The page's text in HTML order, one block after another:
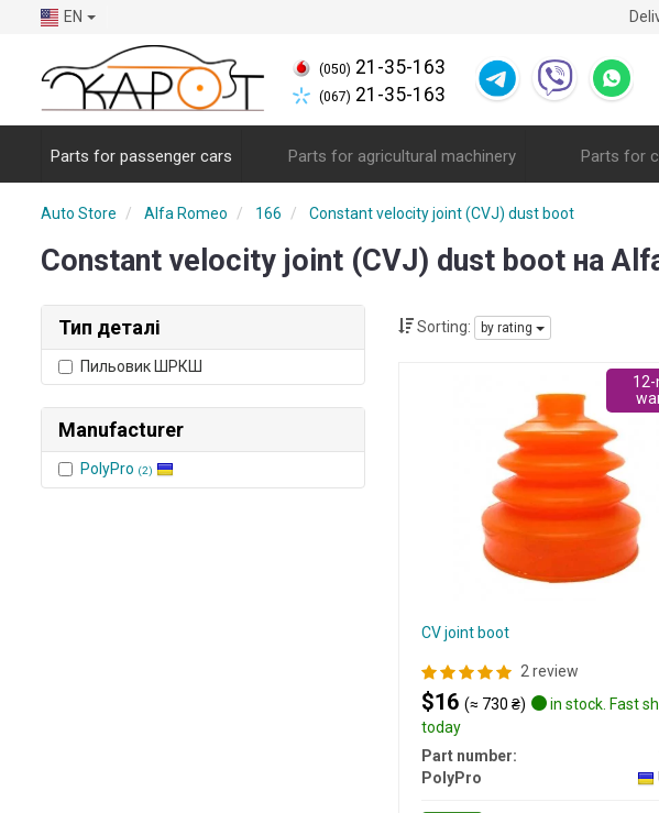
EN
(050) 21-35-163
(067) 21-35-163
Parts for passenger cars Parts for agricultural machinery Parts for
Auto Store Alfa Romeo 166 Constant velocity joint (CVJ) dust boot
Constant velocity joint (CVJ) dust boot на
Тип деталі
Пильовик ШРКШ
Manufacturer
PolyPro (2)
Sorting: by rating
CV joint boot
2 review
$16 (≈ 730 ₴)
in stock. Fast
today
Part number:
PolyPro